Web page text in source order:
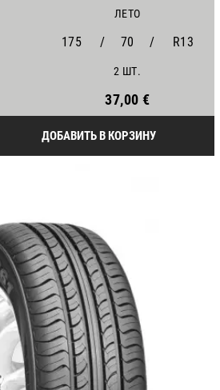
ЛЕТО
175 / 70 / R13
2 ШТ.
37,00 €
ДОБАВИТЬ В КОРЗИНУ